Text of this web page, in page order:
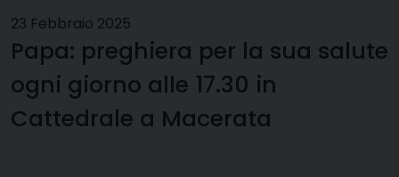
23 Febbraio 2025
Papa: preghiera per la sua salute
ogni giorno alle 17.30 in
Cattedrale a Macerata